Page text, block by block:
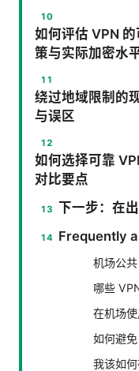
如何评估 VPN
策与实际加密水
绕过地域限制的
与误区
如何选择可靠
对比要点
下一步：在
Frequently
机场公
哪些
在机场
如何避
我该如